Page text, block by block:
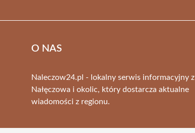
O NAS
Naleczow24.pl - lokalny serwis informacyjny z
Nałęczowa i okolic, który dostarcza aktualne
wiadomości z regionu.